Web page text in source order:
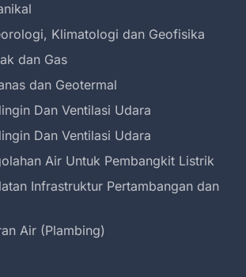
Klimatologi dan Geofisika
dan Gas
dan Geotermal
Dan Ventilasi Udara
Dan Ventilasi Udara
Air Untuk Pembangkit Listrik
Infrastruktur Pertambangan dan
Air (Plambing)